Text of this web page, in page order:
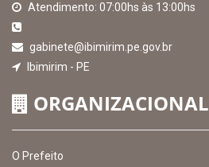
Atendimento: 07:00hs às 13:00hs
gabinete@ibimirim.pe.gov.br
Ibimirim - PE
ORGANIZACIONAL
O Prefeito